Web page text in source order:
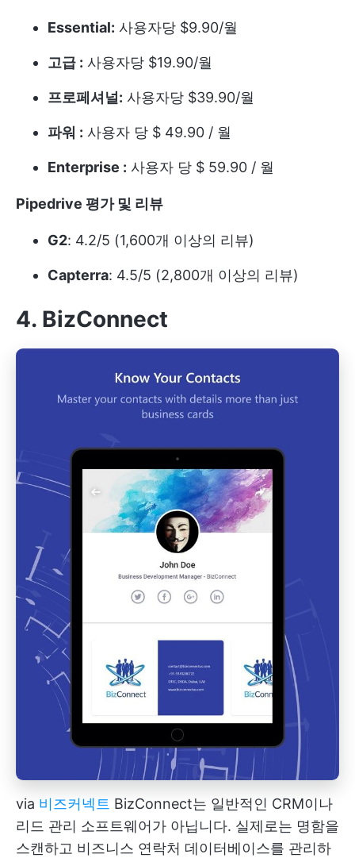
Essential: 사용자당 $9.90/월
고급 : 사용자당 $19.90/월
프로페셔널: 사용자당 $39.90/월
파워 : 사용자 당 $ 49.90 / 월
Enterprise : 사용자 당 $ 59.90 / 월
Pipedrive 평가 및 리뷰
G2: 4.2/5 (1,600개 이상의 리뷰)
Capterra: 4.5/5 (2,800개 이상의 리뷰)
4. BizConnect
via 비즈커넥트 BizConnect는 일반적인 CRM이나
리드 관리 소프트웨어가 아닙니다. 실제로는 명함을
스캔하고 비즈니스 연락처 데이터베이스를 관리하